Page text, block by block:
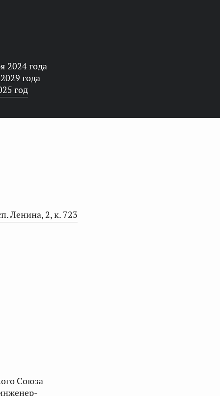
2024 года
года
год
Ленина, 2, к. 723
Союза